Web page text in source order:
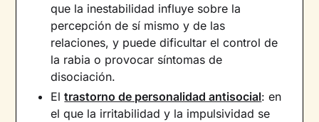
que la inestabilidad influye sobre la
percepción de sí mismo y de las
relaciones, y puede dificultar el control de
la rabia o provocar síntomas de
disociación.
Eltrastorno de personalidad antisocial: en
el que la irritabilidad y la impulsividad se